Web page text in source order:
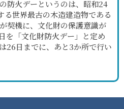
防火デーというのは、昭和24
る世界最古の木造建造物である
契機に、文化財の保護意識が
を「文化財防火デー」と定め
26日までに、あと3か所で行い